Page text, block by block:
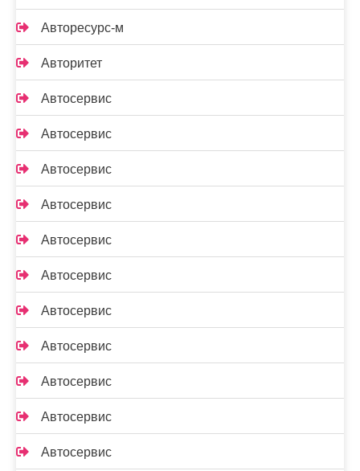
Авторесурс-м
Авторитет
Автосервис
Автосервис
Автосервис
Автосервис
Автосервис
Автосервис
Автосервис
Автосервис
Автосервис
Автосервис
Автосервис